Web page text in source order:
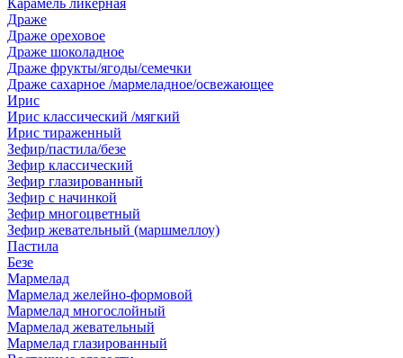
Карамель ликерная
Драже
Драже ореховое
Драже шоколадное
Драже фрукты/ягоды/семечки
Драже сахарное /мармеладное/освежающее
Ирис
Ирис классический /мягкий
Ирис тираженный
Зефир/пастила/безе
Зефир классический
Зефир глазированный
Зефир с начинкой
Зефир многоцветный
Зефир жевательный (маршмеллоу)
Пастила
Безе
Мармелад
Мармелад желейно-формовой
Мармелад многослойный
Мармелад жевательный
Мармелад глазированный